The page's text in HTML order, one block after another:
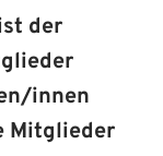
der
innen
Mitglieder